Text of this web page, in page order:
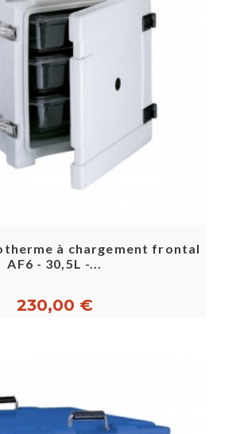
à chargement frontal
AF6 - 30,5L -...
230,00 €